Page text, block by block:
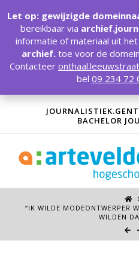
BACHELOR
“IK WILDE MODEONTWERPER
WILDEN
Let op: gewijzigde
bereikbaar via
informatie of materiaal uit
archief. toe voor de
Contacteer
bel 09 234 72